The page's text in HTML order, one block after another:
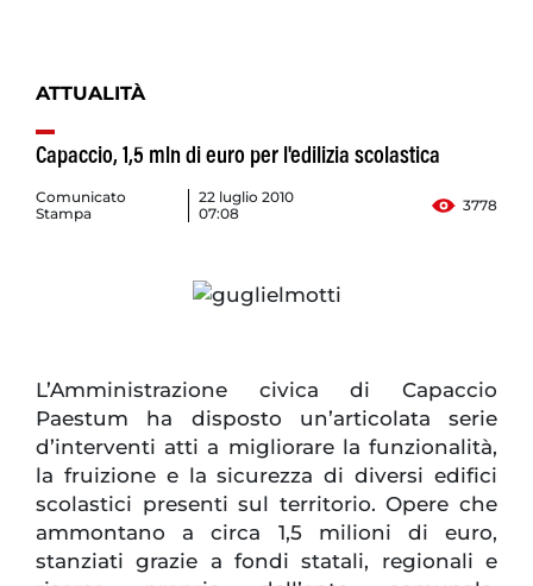
ATTUALITÀ
Capaccio, 1,5 mln di euro per l'edilizia scolastica
Comunicato
Stampa
22 luglio 2010
07:08
3778
L’Amministrazione civica di Capaccio
Paestum ha disposto un’articolata serie
d’interventi atti a migliorare la funzionalità,
la fruizione e la sicurezza di diversi edifici
scolastici presenti sul territorio. Opere che
ammontano a circa 1,5 milioni di euro,
stanziati grazie a fondi statali, regionali e